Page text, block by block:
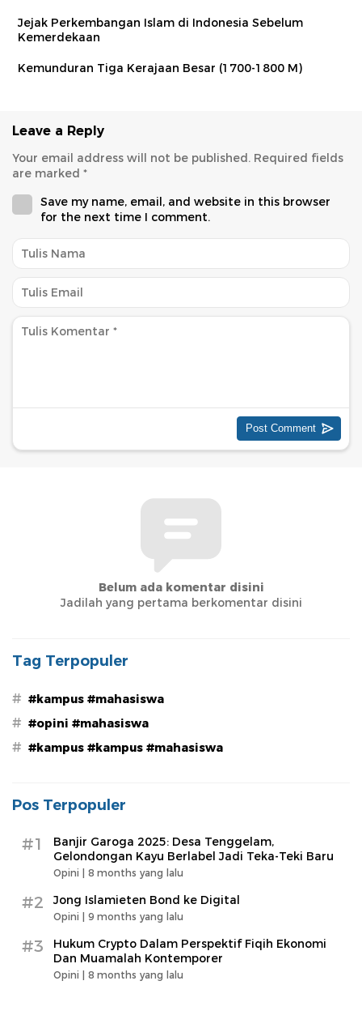
Jejak Perkembangan Islam di Indonesia Sebelum
Kemerdekaan
Kemunduran Tiga Kerajaan Besar (1700-1800 M)
Leave a Reply
Your email address will not be published. Required fields
are marked *
Save my name, email, and website in this browser
for the next time I comment.
Belum ada komentar disini
Jadilah yang pertama berkomentar disini
Tag Terpopuler
# #kampus #mahasiswa
# #opini #mahasiswa
# #kampus #kampus #mahasiswa
Pos Terpopuler
#1
Banjir Garoga 2025: Desa Tenggelam,
Gelondongan Kayu Berlabel Jadi Teka-Teki Baru
Opini | 8 months yang lalu
#2 Jong Islamieten Bond ke Digital
Opini | 9 months yang lalu
#3
Hukum Crypto Dalam Perspektif Fiqih Ekonomi
Dan Muamalah Kontemporer
Opini | 8 months yang lalu